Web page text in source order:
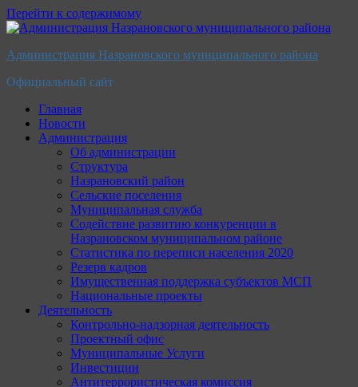
Перейти к содержимому
Администрация Назрановского муниципального района
Официальный сайт
Главная
Новости
Администрация
Об администрации
Структура
Назрановский район
Сельские поселения
Муниципальная служба
Содействие развитию конкуренции в
Назрановском муниципальном районе
Статистика по переписи населения 2020
Резерв кадров
Имущественная поддержка субъектов МСП
Национальные проекты
Деятельность
Контрольно-надзорная деятельность
Проектный офис
Муниципальные Услуги
Инвестиции
Антитеррористическая комиссия